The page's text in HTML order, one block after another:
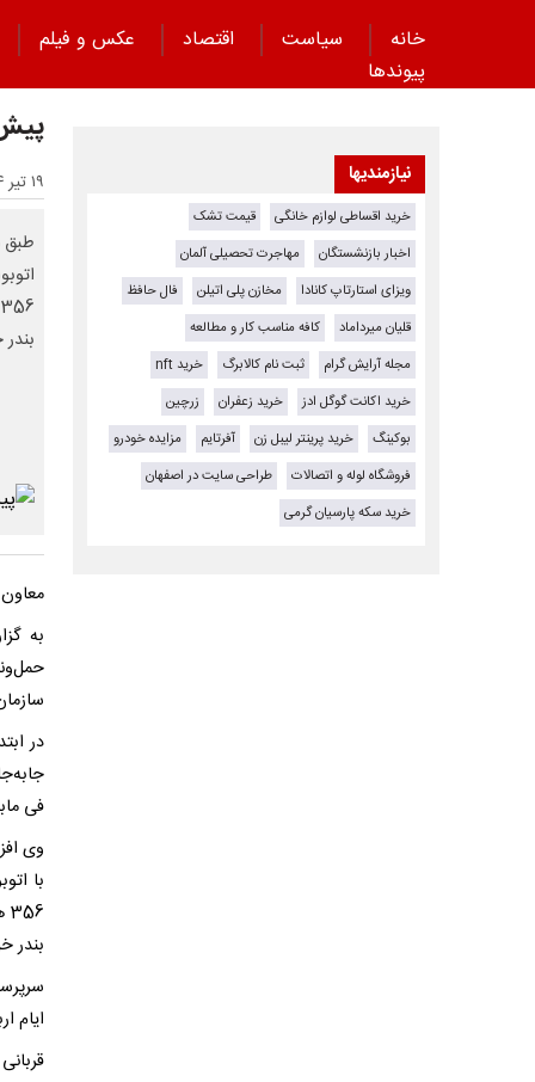
خانه سیاست اقتصاد عکس و فیلم
پیوند‌ها
پیش
۱۹ تیر ۱۴۰۴ - ۱۲:۲۵
معاون
به
در
فی
بندر
ایام اربعین را 60 درصد و
نیازمندیها
خرید اقساطی لوازم خانگی
قیمت تشک
اخبار بازنشستگان
مهاجرت تحصیلی آلمان
ویزای استارتاپ کانادا
مخازن پلی اتیلن
فال حافظ
قلیان میرداماد
کافه مناسب کار و مطالعه
مجله آرایش گرام
ثبت نام کالابرگ
خرید nft
خرید اکانت گوگل ادز
خرید زعفران
زرچین
بوکینگ
خرید پرینتر لیبل زن آفرتایم
مزایده خودرو
فروشگاه لوله و اتصالات
طراحی سایت در اصفهان
خرید سکه پارسیان گرمی